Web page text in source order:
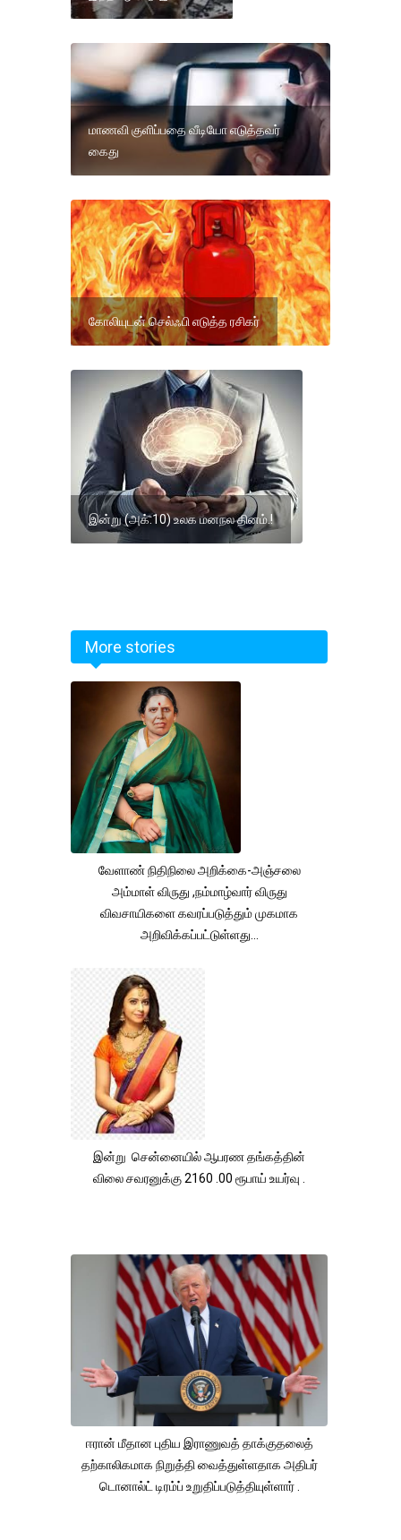
மாணவி குளிப்பதை வீடியோ எடுத்தவர்
கைது
கோலியுடன் செல்ஃபி எடுத்த ரசிகர்
இன்று (அக்.10) உலக மனநல தினம்.!
More stories
வேளாண் நிதிநிலை அறிக்கை-அஞ்சலை
அம்மாள் விருது ,நம்மாழ்வார் விருது
விவசாயிகளை கவரப்படுத்தும் முகமாக
அறிவிக்கப்பட்டுள்ளது...
இன்று சென்னையில் ஆபரண தங்கத்தின்
விலை சவரனுக்கு 2160 .00 ரூபாய் உயர்வு .
ஈரான் மீதான புதிய இராணுவத் தாக்குதலைத்
தற்காலிகமாக நிறுத்தி வைத்துள்ளதாக அதிபர்
டொனால்ட் டிரம்ப் உறுதிப்படுத்தியுள்ளார் .